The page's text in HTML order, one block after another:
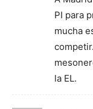
PI para
mucha
la EL.